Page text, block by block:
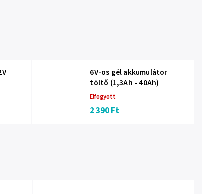
6V-os gél akkumulátor
töltő (1,3Ah - 40Ah)
Elfogyott
2 390 Ft